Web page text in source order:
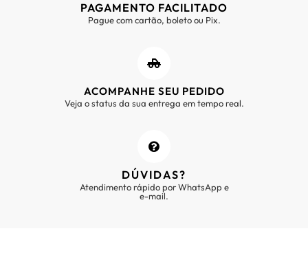
PAGAMENTO FACILITADO
Pague com cartão, boleto ou Pix.
ACOMPANHE SEU PEDIDO
Veja o status da sua entrega em tempo real.
DÚVIDAS?
Atendimento rápido por WhatsApp e
e-mail.